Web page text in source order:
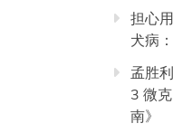
担心
犬病
孟胜
3 微
南》